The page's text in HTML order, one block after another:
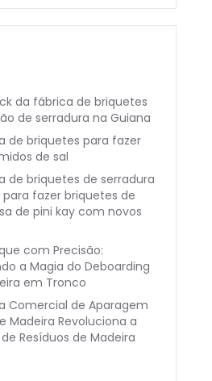
da fábrica de briquetes
de serradura na Guiana
de briquetes para fazer
de sal
de briquetes de serradura
para fazer briquetes de
de pini kay com novos
com Precisão:
a Magia do Deboarding
em Tronco
Comercial de Aparagem
Madeira Revoluciona a
Resíduos de Madeira